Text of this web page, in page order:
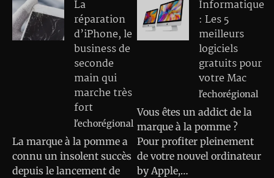
La
réparation
d’iPhone, le
business de
seconde
main qui
marche très
fort
l'echorégional
La marque à la pomme a
connu un insolent succès
depuis le lancement de
Informatique
: Les 5
meilleurs
logiciels
gratuits pour
votre Mac
l'echorégional
Vous êtes un addict de la
marque à la pomme ?
Pour profiter pleinement
de votre nouvel ordinateur
by Apple,…